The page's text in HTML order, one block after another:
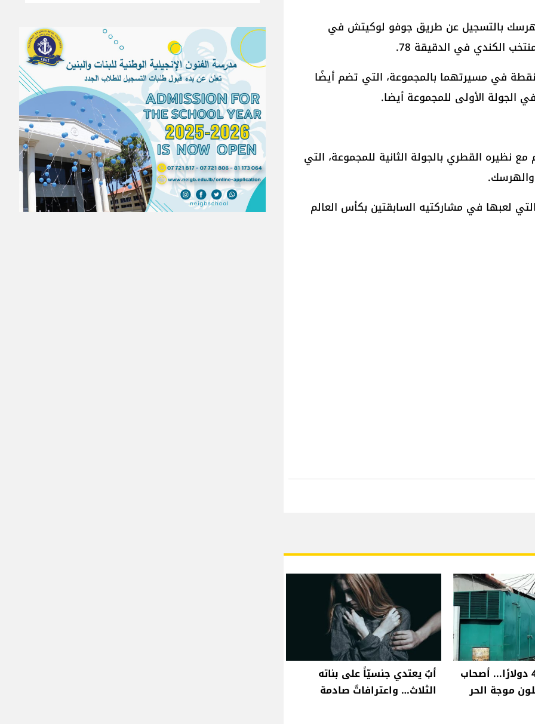
بالتسجيل عن طريق جوفو لوكيتش في
في مسيرتهما بالمجموعة، التي تضم أيضًا
الجولة الأولى للمجموعة أيضا.
نظيره القطري بالجولة الثانية للمجموعة، التي
لعبها في مشاركتيه السابقتين بكأس العالم
من 300 إلى 450 دولارًا... أصحاب
موجة الحر
أبٌ يعتدي جنسيّاً على بناته
الثلاث… واعترافاتٌ صادمة